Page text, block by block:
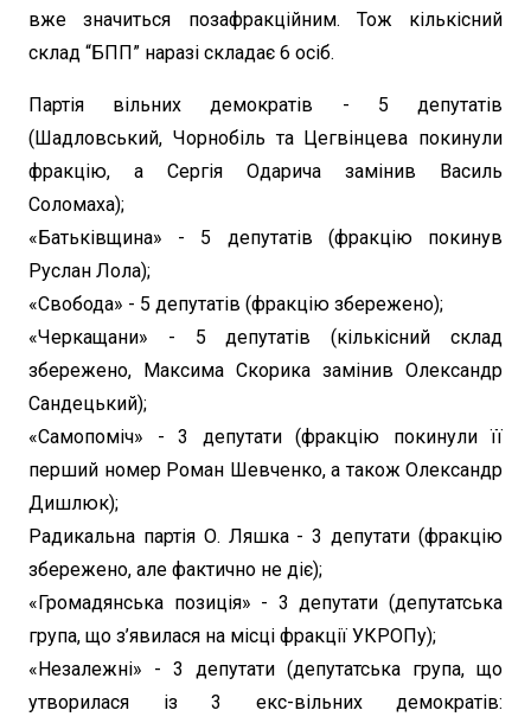
вже значиться позафракційним. Тож кількісний
склад “БПП” наразі складає 6 осіб.
Партія вільних демократів - 5 депутатів
(Шадловський, Чорнобіль та Цегвінцева покинули
фракцію, а Сергія Одарича замінив Василь
Соломаха);
«Батьківщина» - 5 депутатів (фракцію покинув
Руслан Лола);
«Свобода» - 5 депутатів (фракцію збережено);
«Черкащани» - 5 депутатів (кількісний склад
збережено, Максима Скорика замінив Олександр
Сандецький);
«Самопоміч» - 3 депутати (фракцію покинули її
перший номер Роман Шевченко, а також Олександр
Дишлюк);
Радикальна партія О. Ляшка - 3 депутати (фракцію
збережено, але фактично не діє);
«Громадянська позиція» - 3 депутати (депутатська
група, що з’явилася на місці фракції УКРОПу);
«Незалежні» - 3 депутати (депутатська група, що
утворилася із 3 екс-вільних демократів: